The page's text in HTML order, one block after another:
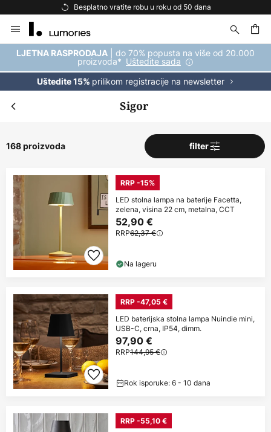
Besplatna dostava za kupnju iznad 69 €
to
Content
LJETNA RASPRODAJA | do 70% popusta na više od 20.000
proizvoda* Uštedite sada
Uštedite 15% prilikom registracije na newsletter
Sigor
168 proizvoda filter
RRP -15%
LED stolna lampa na baterije Facetta,
zelena, visina 22 cm, metalna, CCT
52,90 €
RRP62,37 €
Na lageru
RRP -47,05 €
LED baterijska stolna lampa Nuindie mini,
USB-C, crna, IP54, dimm.
97,90 €
RRP144,95 €
Rok isporuke: 6 - 10 dana
RRP -55,10 €